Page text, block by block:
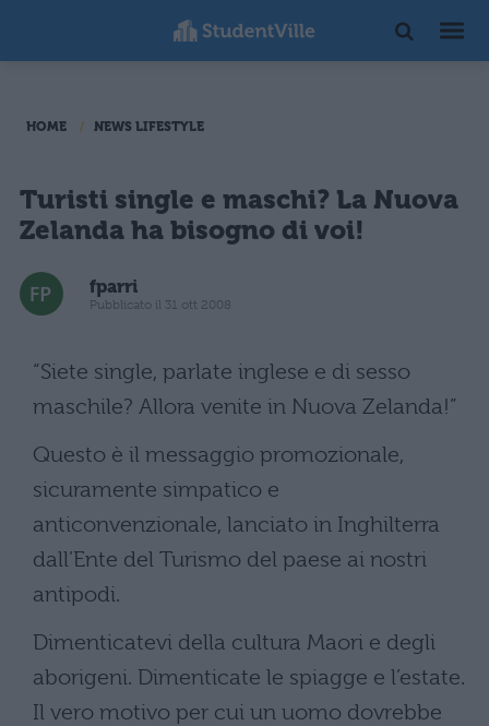
HOME NEWS LIFESTYLE
Turisti single e maschi? La Nuova
Zelanda ha bisogno di voi!
fparri
Pubblicato il 31 ott 2008
“Siete single, parlate inglese e di sesso
maschile? Allora venite in Nuova Zelanda!”
Questo è il messaggio promozionale,
sicuramente simpatico e
anticonvenzionale, lanciato in Inghilterra
dall’Ente del Turismo del paese ai nostri
antipodi.
Dimenticatevi della cultura Maori e degli
aborigeni. Dimenticate le spiagge e l’estate.
Il vero motivo per cui un uomo dovrebbe